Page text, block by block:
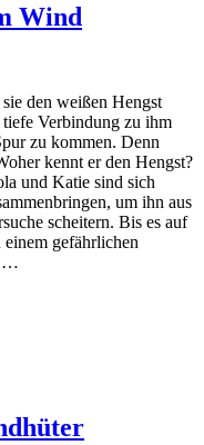
Wind
den weißen Hengst
Verbindung zu ihm
zu kommen. Denn
kennt er den Hengst?
und Katie sind sich
um ihn aus
scheitern. Bis es auf
gefährlichen
…